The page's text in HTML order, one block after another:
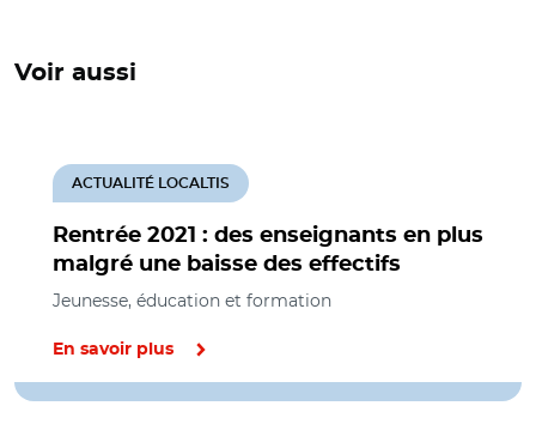
Voir aussi
Rentrée 2021 : des enseignants en plus
malgré une baisse des effectifs
ACTUALITÉ LOCALTIS
Jeunesse, éducation et formation
En savoir plus